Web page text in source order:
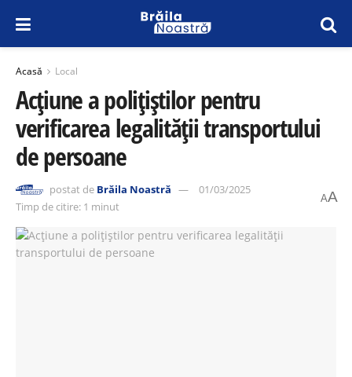
Acasă Local
Acțiune a polițiștilor pentru
verificarea legalității transportului
de persoane
postat de Brăila Noastră
01/03/2025
Timp de citire: 1 minut
AA